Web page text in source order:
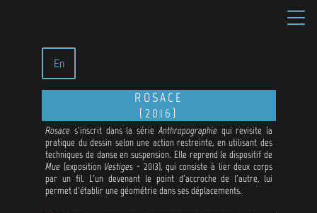
En
ROSACE
(2016)
Rosace s'inscrit dans la sérieAnthropographiequi revisite la
pratique du dessin selon une action restreinte, en utilisant des
techniques de danse en suspension. Elle reprend le dispositif de
Mue (exposition Vestiges - 2013), qui consiste à lier deux corps
par un fil. L'un devenant le point d'accroche de l'autre, lui
permet d'établir une géométrie dans ses déplacements.